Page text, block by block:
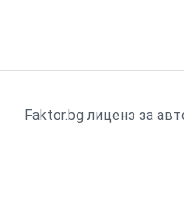
Faktor.bg лиценз за